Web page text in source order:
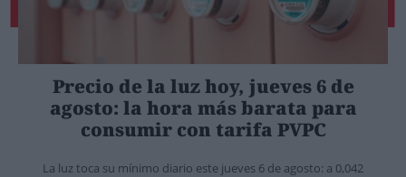
Precio de la luz hoy, jueves 6 de
agosto: la hora más barata para
consumir con tarifa PVPC
La luz toca su mínimo diario este jueves 6 de agosto: a 0,042